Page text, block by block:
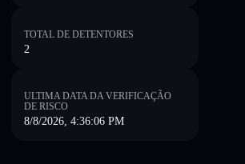
TOTAL DE DETENTORES
2
ULTIMA DATA DA VERIFICAÇÃO
DE RISCO
8/8/2026, 4:36:06 PM